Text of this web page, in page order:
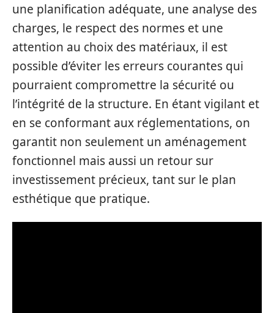
une planification adéquate, une analyse des
charges, le respect des normes et une
attention au choix des matériaux, il est
possible d’éviter les erreurs courantes qui
pourraient compromettre la sécurité ou
l’intégrité de la structure. En étant vigilant et
en se conformant aux réglementations, on
garantit non seulement un aménagement
fonctionnel mais aussi un retour sur
investissement précieux, tant sur le plan
esthétique que pratique.